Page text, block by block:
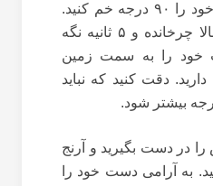
کنید.حرکت دوم: آرنج خود را ۹۰ درجه خم کنید.
کف دست خود را به بالا چرخانده و ۵ ثانیه نگه
خود را به سمت زمین
نگه دارید. دقت کنید که نباید
در دست بگیرید و آرنج
کنید. به آرامی دست خود را